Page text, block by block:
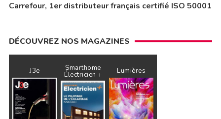
Carrefour, 1er distributeur français certifié ISO 50001
DÉCOUVREZ NOS MAGAZINES
J3e Smarthome
Électricien + Lumières